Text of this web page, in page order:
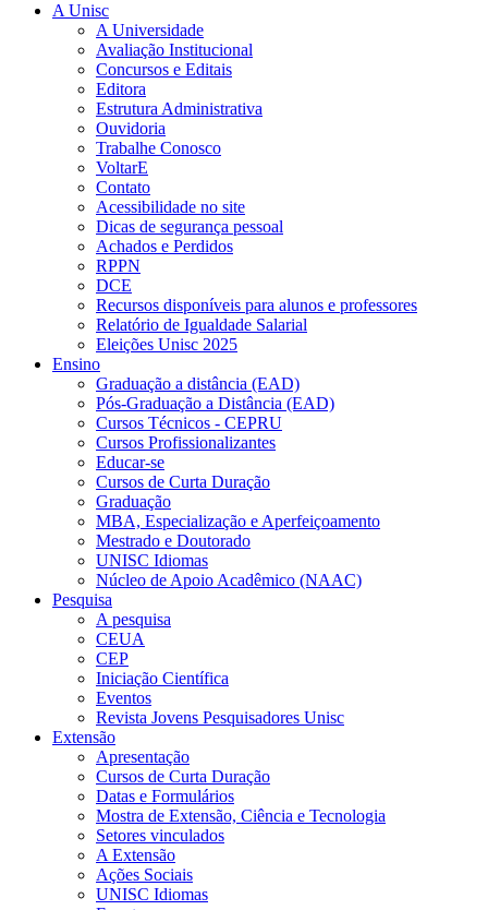
A Unisc
A Universidade
Avaliação Institucional
Concursos e Editais
Editora
Estrutura Administrativa
Ouvidoria
Trabalhe Conosco
VoltarE
Contato
Acessibilidade no site
Dicas de segurança pessoal
Achados e Perdidos
RPPN
DCE
Recursos disponíveis para alunos e professores
Relatório de Igualdade Salarial
Eleições Unisc 2025
Ensino
Graduação a distância (EAD)
Pós-Graduação a Distância (EAD)
Cursos Técnicos - CEPRU
Cursos Profissionalizantes
Educar-se
Cursos de Curta Duração
Graduação
MBA, Especialização e Aperfeiçoamento
Mestrado e Doutorado
UNISC Idiomas
Núcleo de Apoio Acadêmico (NAAC)
Pesquisa
A pesquisa
CEUA
CEP
Iniciação Científica
Eventos
Revista Jovens Pesquisadores Unisc
Extensão
Apresentação
Cursos de Curta Duração
Datas e Formulários
Mostra de Extensão, Ciência e Tecnologia
Setores vinculados
A Extensão
Ações Sociais
UNISC Idiomas